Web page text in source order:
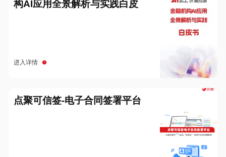
构AI应用全景解析与实践白皮
进入详情
点聚可信签-电子合同签署平台